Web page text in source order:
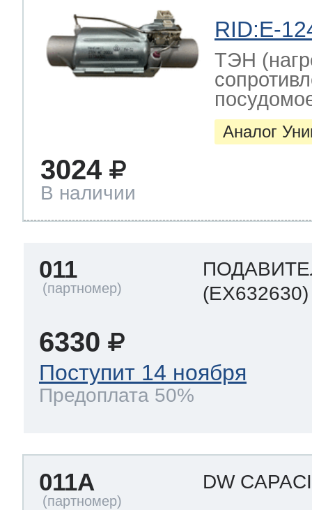
RID:E-
ТЭН
Аналог
3024
В наличии
011
(EX632630)
6330
Поступит 14 ноября
Предоплата 50%
011A DW